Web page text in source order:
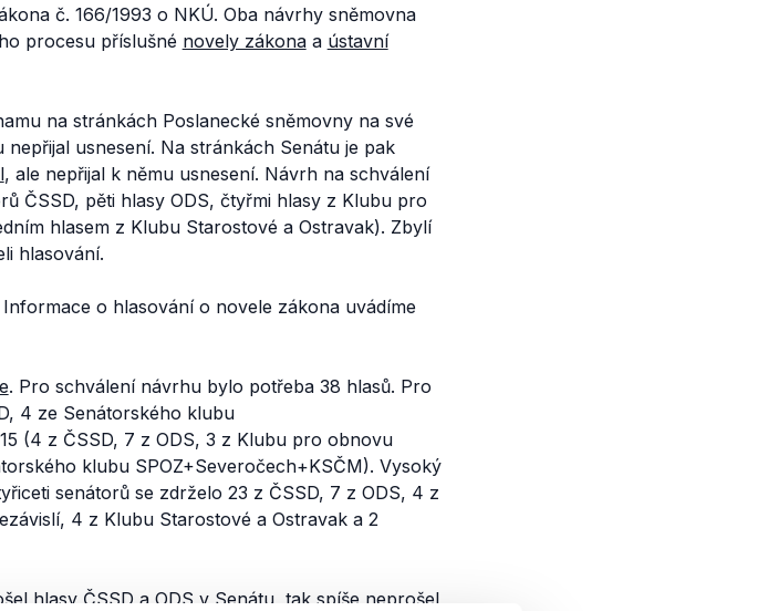
č. 166/1993 o NKÚ. Oba návrhy sněmovna
procesu příslušné novely zákonaa ústavní
na stránkách Poslanecké sněmovny na své
usnesení. Na stránkách Senátu je pak
, ale nepřijal k němu usnesení. Návrh na schválení
ČSSD, pěti hlasy ODS, čtyřmi hlasy z Klubu pro
hlasem z Klubu Starostové a Ostravak). Zbylí
hlasování.
o hlasování o novele zákona uvádíme
. Pro schválení návrhu bylo potřeba 38 hlasů. Pro
4 ze Senátorského klubu
(4 z ČSSD, 7 z ODS, 3 z Klubu pro obnovu
klubu SPOZ+Severočech+KSČM). Vysoký
senátorů se zdrželo 23 z ČSSD, 7 z ODS, 4 z
4 z Klubu Starostové a Ostravak a 2
hlasy ČSSD a ODS v Senátu, tak spíše neprošel